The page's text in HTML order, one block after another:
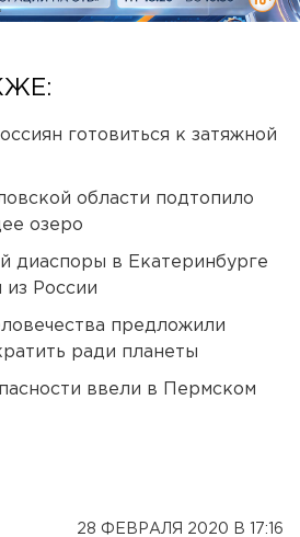
готовиться к затяжной
области подтопило
озеро
диаспоры в Екатеринбурге
из России
предложили
ради планеты
ввели в Пермском
28 ФЕВРАЛЯ 2020 В 17:16